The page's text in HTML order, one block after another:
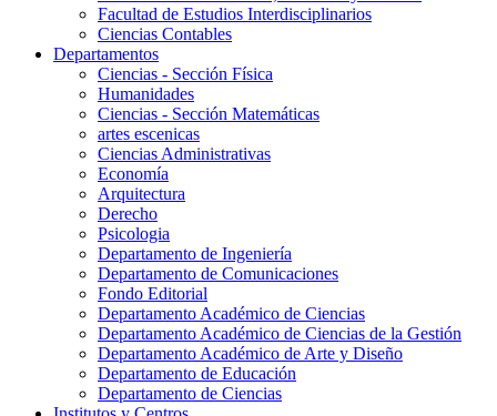
Facultad de Estudios Interdisciplinarios
Ciencias Contables
Departamentos
Ciencias - Sección Física
Humanidades
Ciencias - Sección Matemáticas
artes escenicas
Ciencias Administrativas
Economía
Arquitectura
Derecho
Psicologia
Departamento de Ingeniería
Departamento de Comunicaciones
Fondo Editorial
Departamento Académico de Ciencias
Departamento Académico de Ciencias de la Gestión
Departamento Académico de Arte y Diseño
Departamento de Educación
Departamento de Ciencias